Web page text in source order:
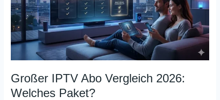
Großer IPTV Abo Vergleich 2026:
Welches Paket?
2026:
Welches
Paket?